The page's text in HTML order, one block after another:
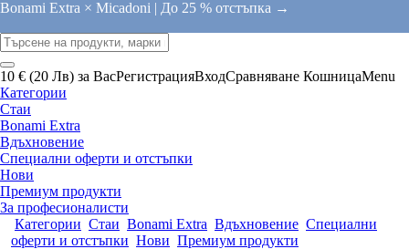
Bonami Extra × Micadoni | До 25 % отстъпка →
10 € (20 Лв) за ВасРегистрацияВходСравняване КошницаMenu
Категории
Стаи
Bonami Extra
Вдъхновение
Специални оферти и отстъпки
Нови
Премиум продукти
За професионалисти
Категории Стаи Bonami Extra Вдъхновение Специални
оферти и отстъпки Нови Премиум продукти